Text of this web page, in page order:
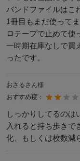
バンドファイルはこ
1冊目もまだ使って
ロテープで止めて使
一時期在庫なしで買
ったです。
おさるさん様
おすすめ度：
しっかりしてるのは
入れると持ち歩きで
化、もしくは枚数減